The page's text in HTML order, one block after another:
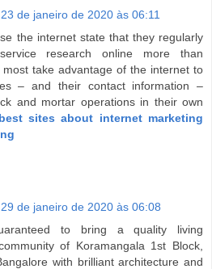
23 de janeiro de 2020 às 06:11
the internet state that they regularly
research online more than
take advantage of the internet to
– and their contact information –
and mortar operations in their own
sites about internet marketing
29 de janeiro de 2020 às 06:08
to bring a quality living
of Koramangala 1st Block,
with brilliant architecture and